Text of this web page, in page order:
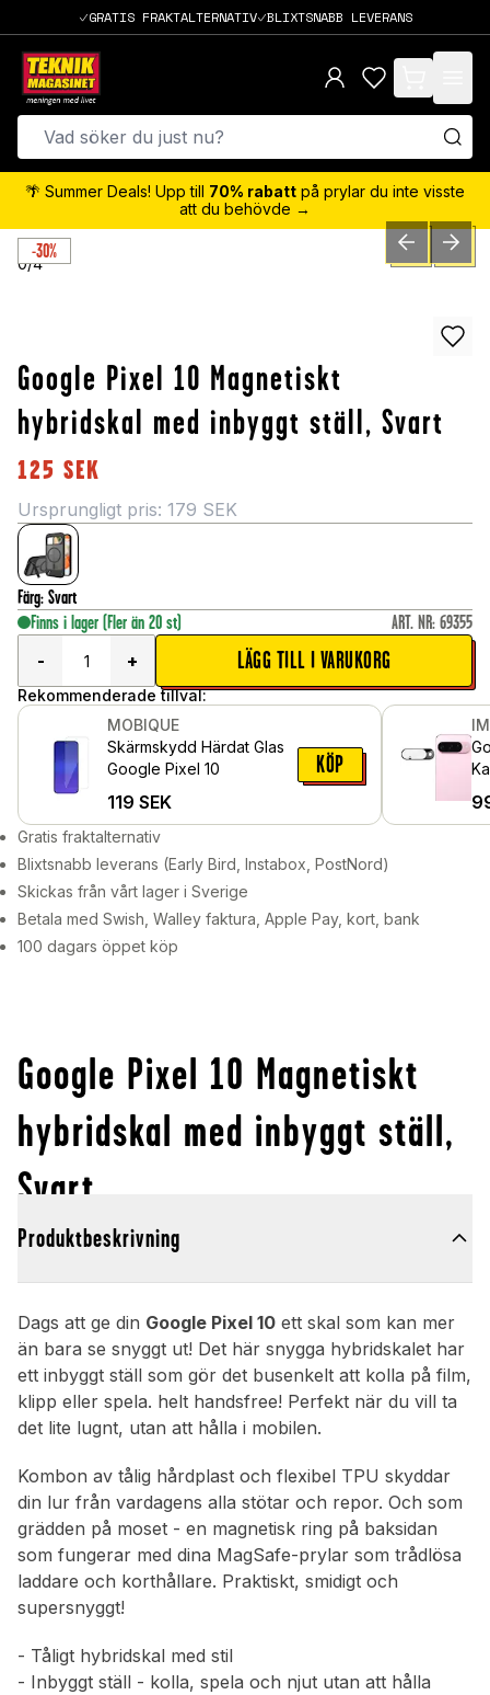
GRATIS FRAKTALTERNATIV BLIXTSNABB LEVERANS
items in cart,
🌴 Summer Deals! Upp till 70% rabatt på prylar du inte visste
att du behövde →
-30%
0/4 PREVIOUSNEXT
Google Pixel 10 Magnetiskt
hybridskal med inbyggt ställ, Svart
125 SEK
Ursprungligt pris: 179 SEK
Färg: Svart
Finns i lager (Fler än 20 st) ART. NR: 69355
-
+ LÄGG TILL I VARUKORG
Rekommenderade tillval:
MOBIQUE
Skärmskydd Härdat Glas
Google Pixel 10
119 SEK
KÖP
Gratis fraktalternativ
Blixtsnabb leverans (Early Bird, Instabox, PostNord)
Skickas från vårt lager i Sverige
Betala med Swish, Walley faktura, Apple Pay, kort, bank
100 dagars öppet köp
Google Pixel 10 Magnetiskt
hybridskal med inbyggt ställ,
Svart
Produktbeskrivning
Dags att ge din Google Pixel 10 ett skal som kan mer
än bara se snyggt ut! Det här snygga hybridskalet har
ett inbyggt ställ som gör det busenkelt att kolla på film,
klipp eller spela. helt handsfree! Perfekt när du vill ta
det lite lugnt, utan att hålla i mobilen.
Kombon av tålig hårdplast och flexibel TPU skyddar
din lur från vardagens alla stötar och repor. Och som
grädden på moset - en magnetisk ring på baksidan
som fungerar med dina MagSafe-prylar som trådlösa
laddare och korthållare. Praktiskt, smidigt och
supersnyggt!
- Tåligt hybridskal med stil
- Inbyggt ställ - kolla, spela och njut utan att hålla